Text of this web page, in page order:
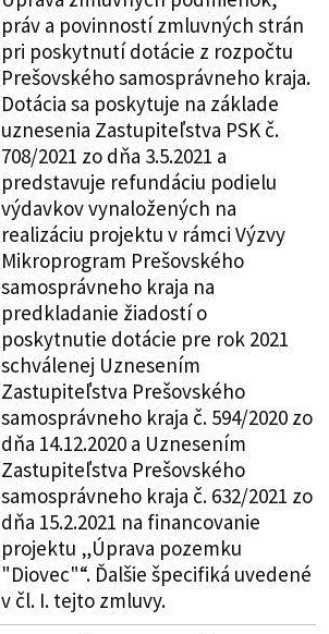
práv a povinností zmluvných strán
pri poskytnutí dotácie z rozpočtu
Prešovského samosprávneho kraja.
Dotácia sa poskytuje na základe
uznesenia Zastupiteľstva PSK č.
708/2021 zo dňa 3.5.2021 a
predstavuje refundáciu podielu
výdavkov vynaložených na
realizáciu projektu v rámci Výzvy
Mikroprogram Prešovského
samosprávneho kraja na
predkladanie žiadostí o
poskytnutie dotácie pre rok 2021
schválenej Uznesením
Zastupiteľstva Prešovského
samosprávneho kraja č. 594/2020 zo
dňa 14.12.2020 a Uznesením
Zastupiteľstva Prešovského
samosprávneho kraja č. 632/2021 zo
dňa 15.2.2021 na financovanie
projektu „Úprava pozemku
"Diovec"“. Ďalšie špecifiká uvedené
v čl. I. tejto zmluvy.